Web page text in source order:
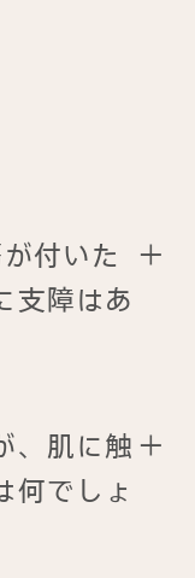
付いた
支障はあ
＋
、肌に触
何でしょ
＋